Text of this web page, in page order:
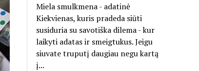
Miela smulkmena - adatinė
Kiekvienas, kuris pradeda siūti
susiduria su savotiška dilema - kur
laikyti adatas ir smeigtukus. Jeigu
siuvate truputį daugiau negu kartą
į...